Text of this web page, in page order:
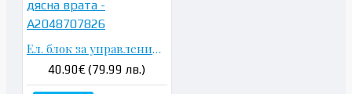
Ел. блок за управление на задна дясна врата - A2048707826
40.90€ (79.99 лв.)